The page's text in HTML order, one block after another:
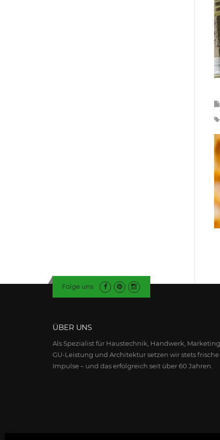
Folge uns
ÜBER UNS
Als Spezialist für Haustechnik, Handwerk,
GU-Leistung und Architektur setzen wir stets frische
Impulse – und das erfolgreich seit über 60 Jahren.